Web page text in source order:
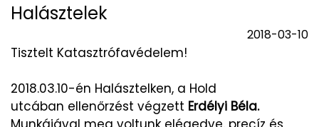
Halásztelek
2018-03-10
Tisztelt Katasztrófavédelem!
2018.03.10-én Halásztelken, a Hold
utcában ellenőrzést végzett Erdélyi Béla.